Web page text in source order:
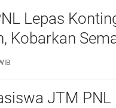
Lepas
Kobarkan
JTM PNL